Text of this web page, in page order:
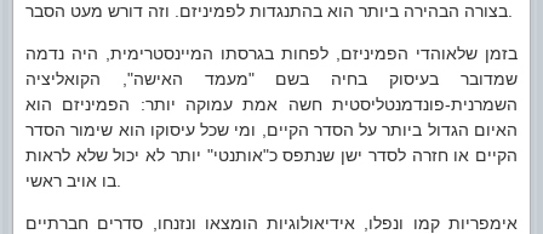
בזמן שלאוהדי הפמיניזם, לפחות בגרסתו המיינסטרימית, היה נדמה
שמדובר בעיסוק בחיה בשם "מעמד האישה", הקואליציה
השמרנית-פונדמנטליסטית חשה אמת עמוקה יותר: הפמיניזם הוא
האיום הגדול ביותר על הסדר הקיים, ומי שכל עיסוקו הוא שימור הסדר
הקיים או חזרה לסדר ישן שנתפס כ"אותנטי" יותר לא יכול שלא לראות
אימפריות קמו ונפלו, אידיאולוגיות הומצאו ונזנחו, סדרים חברתיים